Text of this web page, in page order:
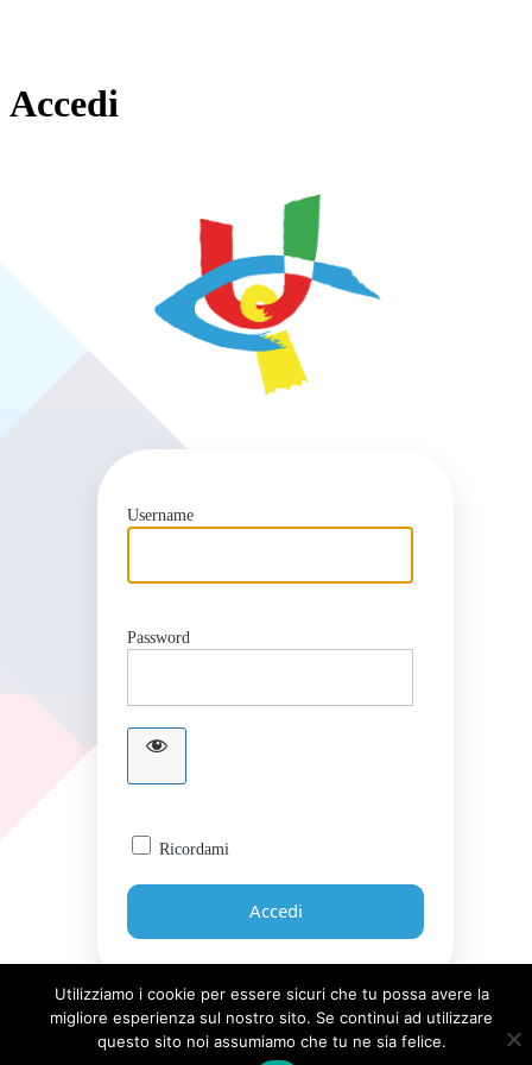
Accedi
Username
Password
Ricordami
Password dimenticata?
Utilizziamo i cookie per essere sicuri che tu possa avere la
migliore esperienza sul nostro sito. Se continui ad utilizzare
questo sito noi assumiamo che tu ne sia felice.